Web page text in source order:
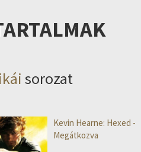
sorozat
Kevin Hearne: Hexed -
Megátkozva